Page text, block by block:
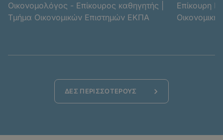
Οικονομολόγος - Επίκουρος καθηγητής |
Τμήμα Οικονομικών Επιστημών ΕΚΠΑ
Επίκουρη
ΔΕΣ ΠΕΡΙΣΣΟΤΕΡΟΥΣ